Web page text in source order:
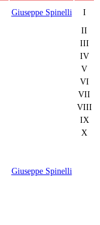
Giuseppe Spinelli
I
II
III
IV
V
VI
VII
VIII
IX
X
Giuseppe Spinelli